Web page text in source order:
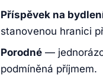
Příspěvek na
stanovenou hranici
Porodné —
podmíněná příjmem.